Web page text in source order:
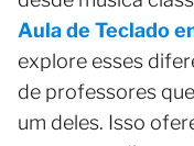
Aula de Teclado
explore esses
de professores
um deles. Isso